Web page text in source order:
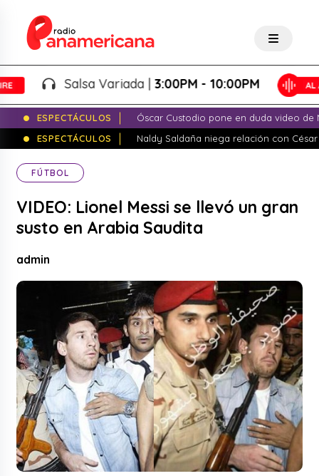
Salsa Variada |3:00PM - 10:00PM
ESPECTÁCULOS
Óscar Custodio pone en duda video de
ESPECTÁCULOS
Naldy Saldaña niega relación con
FÚTBOL
VIDEO: Lionel Messi se llevó un gran
susto en Arabia Saudita
admin